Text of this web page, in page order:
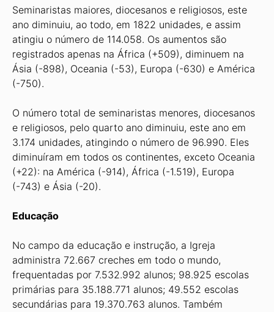
Seminaristas maiores, diocesanos e religiosos, este
ano diminuiu, ao todo, em 1822 unidades, e assim
atingiu o número de 114.058. Os aumentos são
registrados apenas na África (+509), diminuem na
Ásia (-898), Oceania (-53), Europa (-630) e América
(-750).
O número total de seminaristas menores, diocesanos
e religiosos, pelo quarto ano diminuiu, este ano em
3.174 unidades, atingindo o número de 96.990. Eles
diminuíram em todos os continentes, exceto Oceania
(+22): na América (-914), África (-1.519), Europa
(-743) e Ásia (-20).
Educação
No campo da educação e instrução, a Igreja
administra 72.667 creches em todo o mundo,
frequentadas por 7.532.992 alunos; 98.925 escolas
primárias para 35.188.771 alunos; 49.552 escolas
secundárias para 19.370.763 alunos. Também